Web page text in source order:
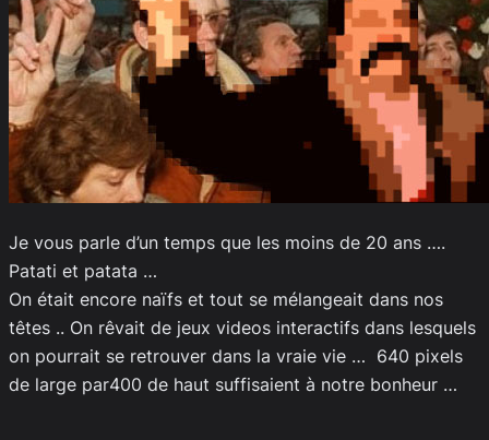
Je vous parle d’un temps que les moins de 20 ans ….
Patati et patata …
On était encore naïfs et tout se mélangeait dans nos
têtes .. On rêvait de jeux videos interactifs dans lesquels
on pourrait se retrouver dans la vraie vie … 640 pixels
de large par400 de haut suffisaient à notre bonheur …